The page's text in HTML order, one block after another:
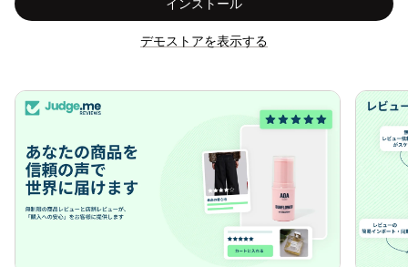
インストール
デモストアを表示する